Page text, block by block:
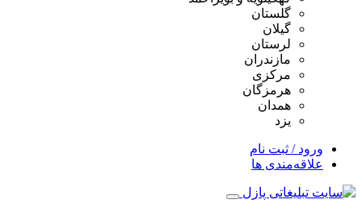
گلستان
گیلان
لرستان
مازندران
مرکزی
هرمزگان
همدان
یزد
ورود / ثبت نام
علاقه‌مندی ها